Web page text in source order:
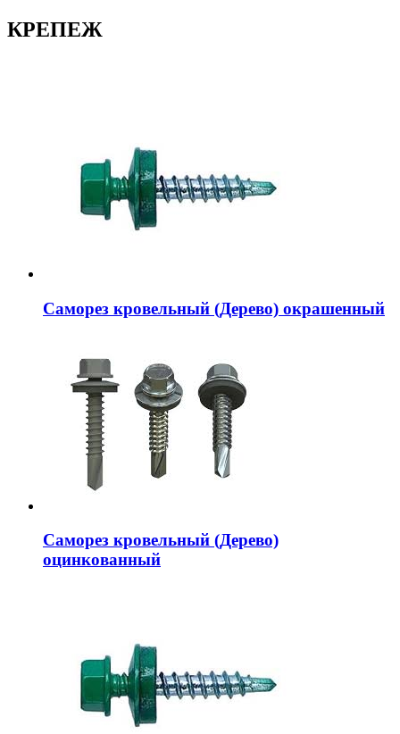
КРЕПЕЖ
Саморез кровельный (Дерево) окрашенный
Саморез кровельный (Дерево)
оцинкованный